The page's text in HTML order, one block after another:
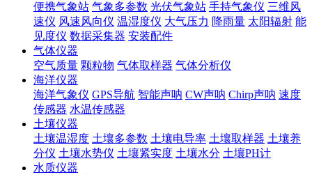
便携气象站 气象多参数 光伏气象站 手持气象仪 三维风
速仪 风速风向仪 温湿度仪 大气压力 降雨量 太阳辐射 能
见度仪 数据采集器 安装配件
气体仪器
空气质量 颗粒物 气体取样器 气体分析仪
海洋仪器
海洋气象仪 GPS导航 智能声呐 CW声呐 Chirp声呐 速度
传感器 水温传感器
土壤仪器
土壤温湿度 土壤多参数 土壤电导率 土壤取样器 土壤养
分仪 土壤水势仪 土壤紧实度 土壤水分 土壤PH计
水质仪器